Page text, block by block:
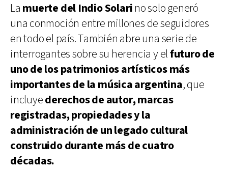
La muerte del Indio Solarino solo generó
una conmoción entre millones de seguidores
en todo el país. También abre una serie de
interrogantes sobre su herencia y elfuturo de
uno de los patrimonios artísticos más
importantes de la música argentina, que
incluyederechos de autor, marcas
registradas, propiedades y la
administración de un legado cultural
construido durante más de cuatro
décadas.